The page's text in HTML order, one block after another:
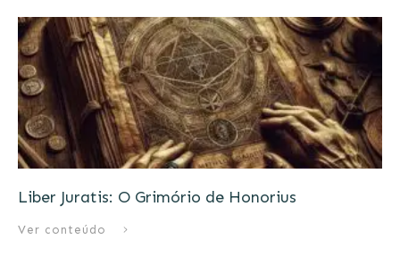
Liber Juratis: O Grimório de Honorius
Ver conteúdo